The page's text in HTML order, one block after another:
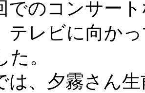
のコンサー
レビに向か
。
、夕霧さん